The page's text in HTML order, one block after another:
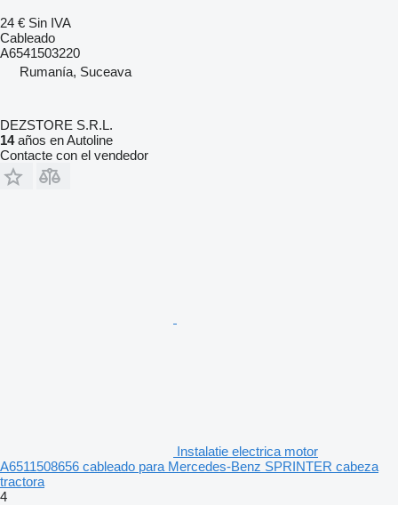
24 € Sin IVA
Cableado
A6541503220
Rumanía, Suceava
DEZSTORE S.R.L.
14años en Autoline
Contacte con el vendedor
Instalatie electrica motor
A6511508656 cableado para Mercedes-Benz SPRINTER cabeza
tractora
4